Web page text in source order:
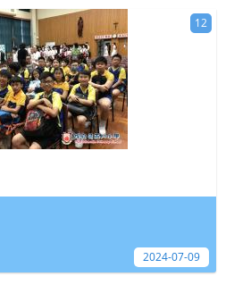
12
2024-07-09